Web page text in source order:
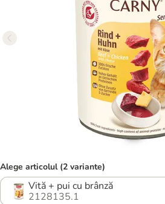
Alege articolul (2 variante)
Vită + pui cu brânză
2128135.1